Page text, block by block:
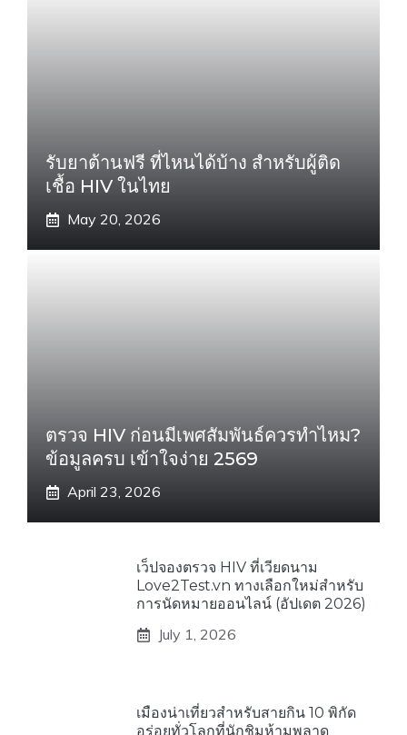
รับยาต้านฟรี ที่ไหนได้บ้าง สำหรับผู้ติด
เชื้อ HIV ในไทย
May 20, 2026
ตรวจ HIV ก่อนมีเพศสัมพันธ์ควรทำไหม?
ข้อมูลครบ เข้าใจง่าย 2569
April 23, 2026
เว็ปจองตรวจ HIV ที่เวียดนาม
Love2Test.vn ทางเลือกใหม่สำหรับ
การนัดหมายออนไลน์ (อัปเดต 2026)
July 1, 2026
เมืองน่าเที่ยวสำหรับสายกิน 10 พิกัด
อร่อยทั่วโลกที่นักชิมห้ามพลาด